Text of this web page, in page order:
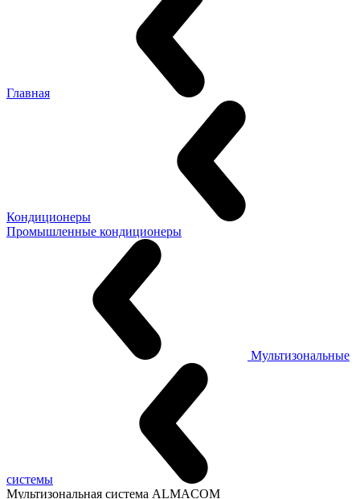
Главная
Кондиционеры
Промышленные кондиционеры
Мультизональные
системы
Мультизональная система ALMACOM